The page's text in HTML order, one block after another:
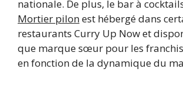
nationale. De plus, le bar à
Mortier pilonest hébergé dans
restaurants Curry Up Now et
que marque sœur pour les
en fonction de la dynamique du